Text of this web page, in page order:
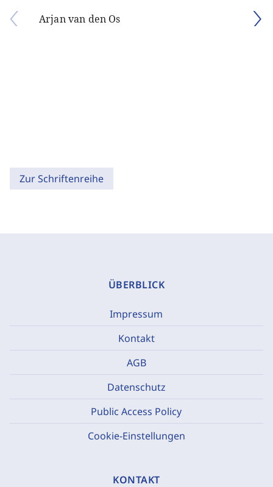
Arjan van den Os
Zur Schriftenreihe
ÜBERBLICK
Impressum
Kontakt
AGB
Datenschutz
Public Access Policy
Cookie-Einstellungen
KONTAKT